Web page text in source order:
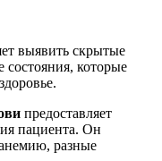
выявить скрытые
которые
предоставляет
пациента. Он
разные